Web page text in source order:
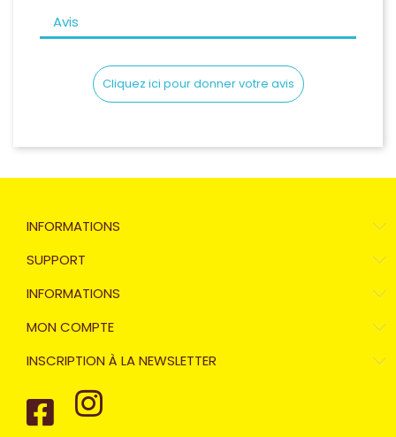
Avis
Cliquez ici pour donner votre avis
INFORMATIONS
SUPPORT
INFORMATIONS
MON COMPTE
INSCRIPTION À LA NEWSLETTER